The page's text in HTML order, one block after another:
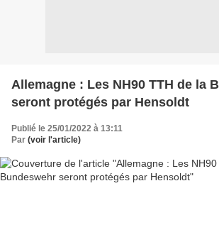
Allemagne : Les NH90 TTH de la
seront protégés par Hensoldt
Publié le 25/01/2022 à 13:11
Par (voir l'article)